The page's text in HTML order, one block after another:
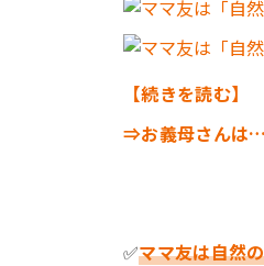
【続きを読む】
⇒お義母さんは
✅ママ友は自然